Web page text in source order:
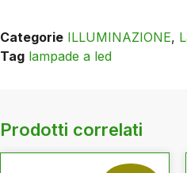
Categorie ILLUMINAZIONE,
Tag lampade a led
Prodotti correlati